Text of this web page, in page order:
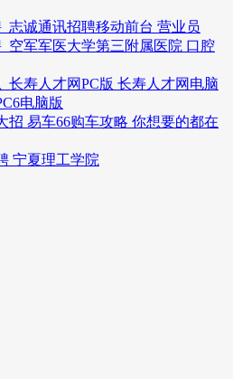
志诚通讯招聘移动前台 营业员
空军军医大学第三附属医院 口腔
长寿人才网PC版 长寿人才网电脑
电脑版
招 易车66购车攻略 你想要的都在
宁夏理工学院